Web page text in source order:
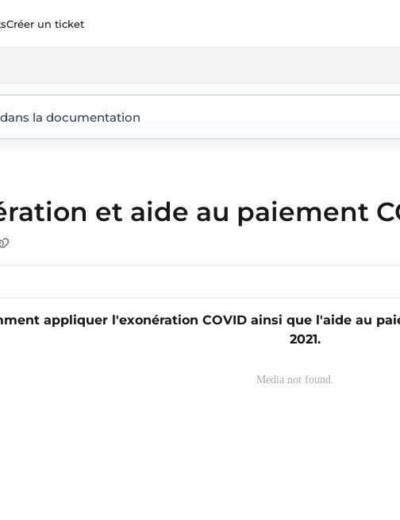
Créer un ticket
et aide au paiement
appliquer l'exonération COVID ainsi que l'aide au
2021.
la documentation